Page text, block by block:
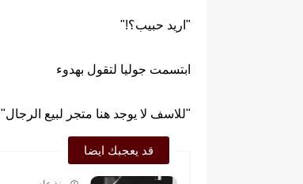
"اريد حبيب؟!"
ابتسمت جوليا لتقول بهدوء
"للاسف لا يوجد هنا متجر لبيع الرجال"
قد يعجبك ايضا